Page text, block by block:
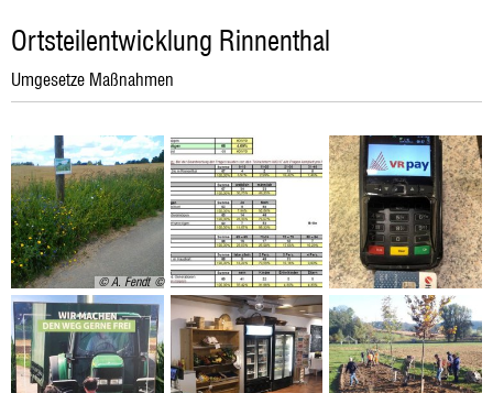
Rinnenthal
Ortsteilentwicklung Rinnenthal
Umgesetze Maßnahmen
© A. Fendt